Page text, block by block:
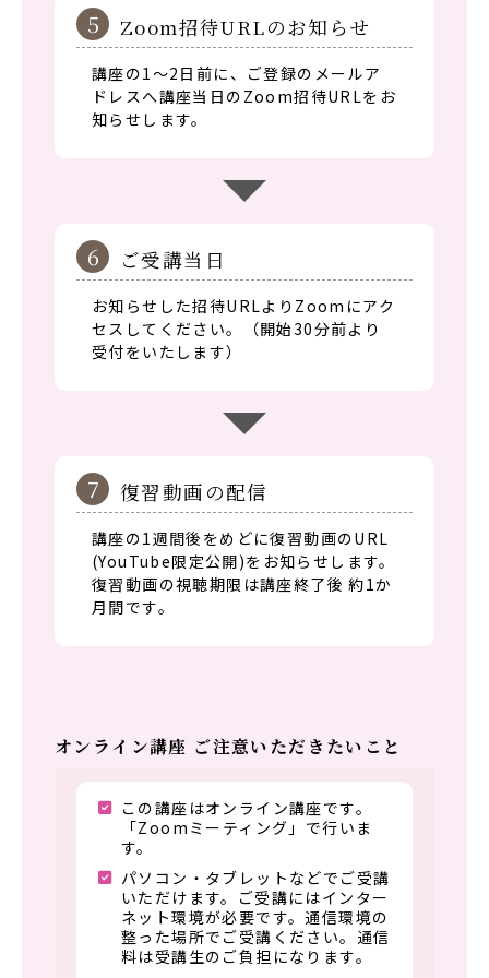
5 Zoom招待URLのお知らせ
講座の1～2日前に、ご登録のメールア
ドレスへ講座当日のZoom招待URLをお
知らせします。
6 ご受講当日
お知らせした招待URLよりZoomにアク
セスしてください。（開始30分前より
受付をいたします）
7 復習動画の配信
講座の1週間後をめどに復習動画のURL
(YouTube限定公開)をお知らせします。
復習動画の視聴期限は講座終了後 約1か
月間です。
オンライン講座 ご注意いただきたいこと
この講座はオンライン講座です。
「Zoomミーティング」で行いま
す。
パソコン・タブレットなどでご受講
いただけます。ご受講にはインター
ネット環境が必要です。通信環境の
整った場所でご受講ください。通信
料は受講生のご負担になります。